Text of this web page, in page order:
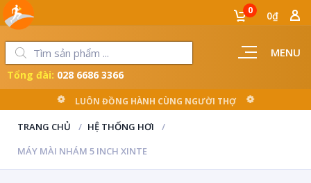
MENU
0 0₫
LUÔN ĐỒNG HÀNH CÙNG NGƯỜI THỢ
Tổng đài: 028 6686 3366
TRANG CHỦ
HỆ THỐNG HƠI
MÁY MÀI NHÁM 5 INCH XINTE